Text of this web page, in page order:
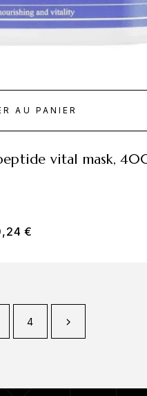
AU PANIER
peptide vital mask,
€
4